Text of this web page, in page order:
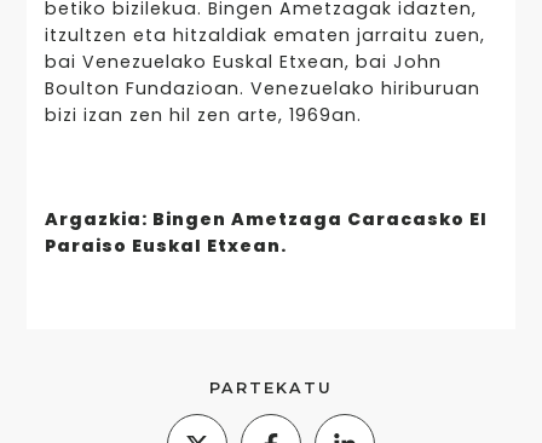
betiko bizilekua. Bingen Ametzagak idazten,
itzultzen eta hitzaldiak ematen jarraitu zuen,
bai Venezuelako Euskal Etxean, bai John
Boulton Fundazioan. Venezuelako hiriburuan
bizi izan zen hil zen arte, 1969an.
Argazkia: Bingen Ametzaga Caracasko El
Paraiso Euskal Etxean.
PARTEKATU